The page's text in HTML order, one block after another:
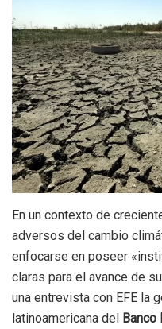
En un contexto de
adversos del cambio
enfocarse en poseer
claras para el avance de
una entrevista con EFE la
latinoamericana del
Banco